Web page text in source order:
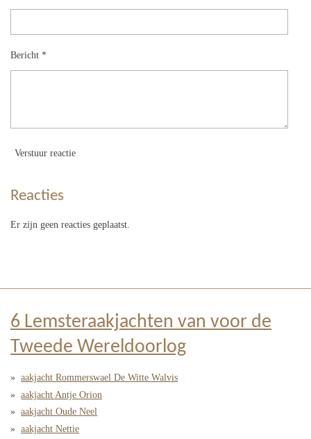
Bericht *
Verstuur reactie
Reacties
Er zijn geen reacties geplaatst.
6 Lemsteraakjachten van voor de
Tweede Wereldoorlog
aakjacht Rommerswael De Witte Walvis
aakjacht Antje Orion
aakjacht Oude Neel
aakjacht Nettie